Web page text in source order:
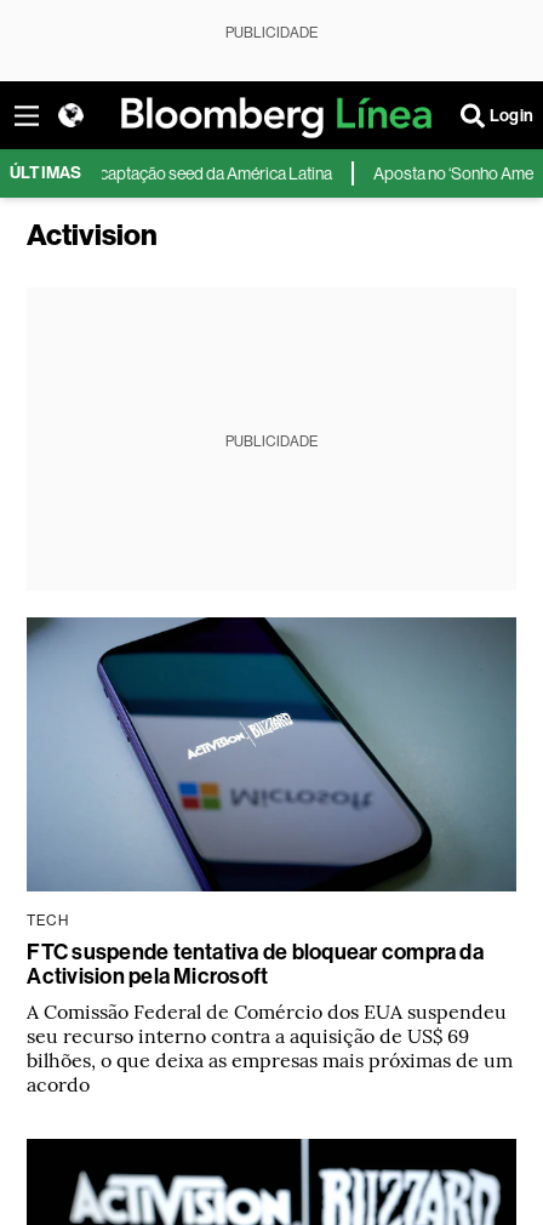
PUBLICIDADE
Login
ÚLTIMAS
captação seed da América Latina Aposta no ‘Sonho Americano’:
Activision
PUBLICIDADE
TECH
FTC suspende tentativa de bloquear compra da
Activision pela Microsoft
A Comissão Federal de Comércio dos EUA suspendeu
seu recurso interno contra a aquisição de US$ 69
bilhões, o que deixa as empresas mais próximas de um
acordo